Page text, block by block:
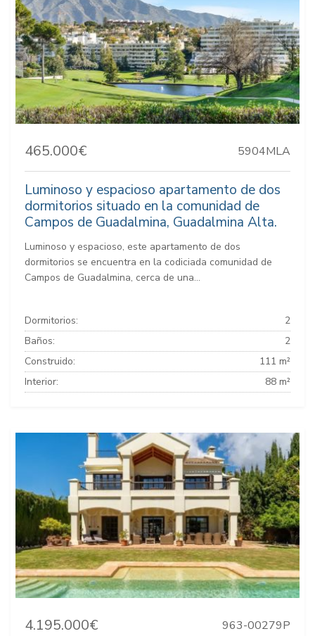
465.000€ 5904MLA
Luminoso y espacioso apartamento de dos
dormitorios situado en la comunidad de
Campos de Guadalmina, Guadalmina Alta.
Luminoso y espacioso, este apartamento de dos
dormitorios se encuentra en la codiciada comunidad de
Campos de Guadalmina, cerca de una...
Dormitorios:
2
Baños:
2
Construido:
111 m²
Interior:
88 m²
4.195.000€ 963-00279P